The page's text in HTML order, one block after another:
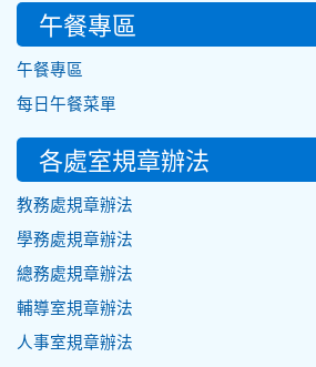
午餐專區
午餐專區
每日午餐菜單
各處室規章辦法
教務處規章辦法
學務處規章辦法
總務處規章辦法
輔導室規章辦法
人事室規章辦法